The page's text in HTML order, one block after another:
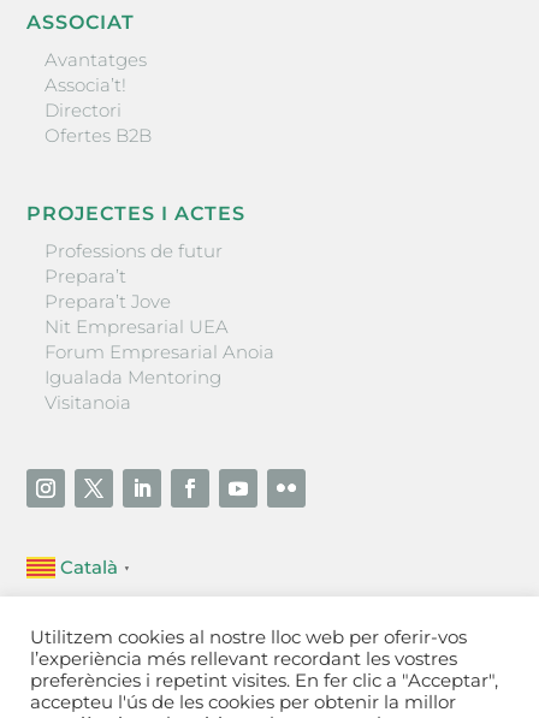
ASSOCIAT
Avantatges
Associa’t!
Directori
Ofertes B2B
PROJECTES I ACTES
Professions de futur
Prepara’t
Prepara’t Jove
Nit Empresarial UEA
Forum Empresarial Anoia
Igualada Mentoring
Visitanoia
Català ▼
Unió Empresarial de l’Anoia (UEA)
Ctra. de Manresa, 131, 08700 – Igualada (Barcelona)
Tel 93 805 22 92
Utilitzem cookies al nostre lloc web per oferir-vos
l’experiència més rellevant recordant les vostres
preferències i repetint visites. En fer clic a "Acceptar",
accepteu l'ús de les cookies per obtenir la millor